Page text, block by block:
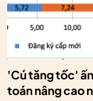
'Cú tăng tốc'
toán nâng cao